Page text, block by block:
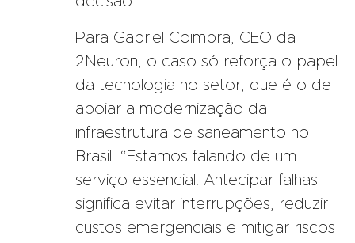
Para Gabriel Coimbra, CEO da
2Neuron, o caso só reforça o papel
da tecnologia no setor, que é o de
apoiar a modernização da
infraestrutura de saneamento no
Brasil. “Estamos falando de um
serviço essencial. Antecipar falhas
significa evitar interrupções, reduzir
custos emergenciais e mitigar riscos